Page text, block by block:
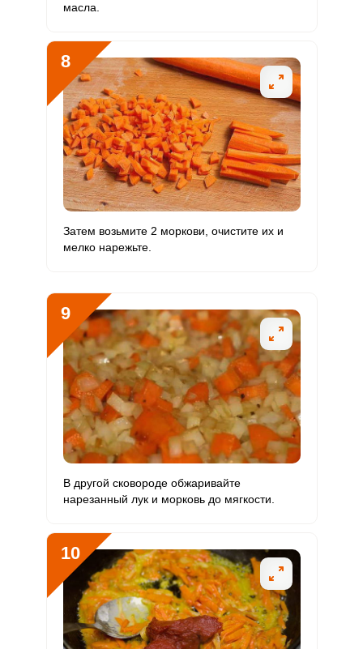
масла.
8
Затем возьмите 2 моркови, очистите их и
мелко нарежьте.
9
В другой сковороде обжаривайте
нарезанный лук и морковь до мягкости.
10
с помощью социальных сетей:
или
1 ИЗ 13
Сообщить об ошибке